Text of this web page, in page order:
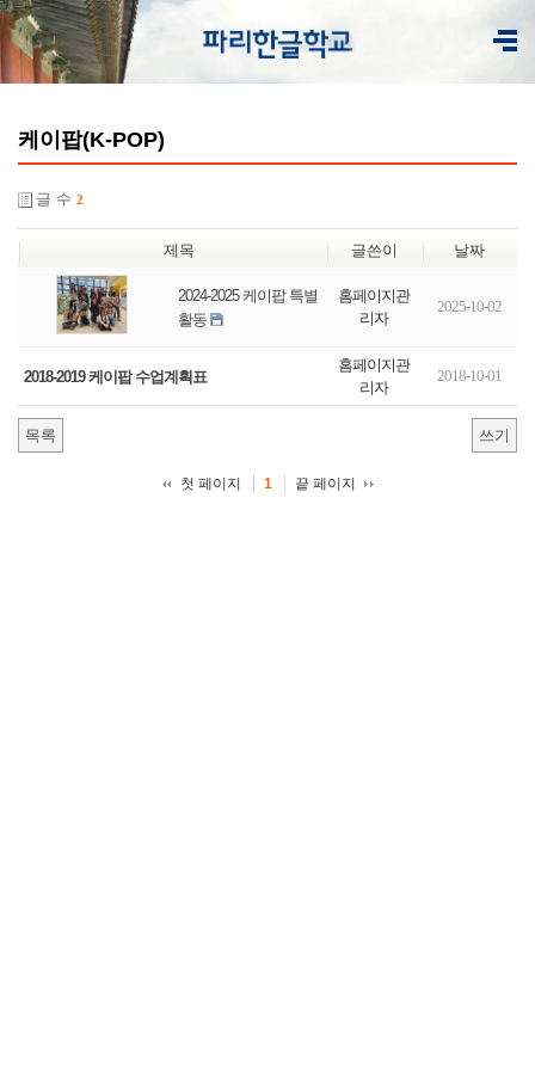
케이팝(K-POP)
글 수 2
제목 글쓴이 날짜
2024-2025 케이팝 특별
활동
홈페이지관
리자
2025-10-02
2018-2019 케이팝 수업계획표
홈페이지관
리자
2018-10-01
목록 쓰기
첫 페이지 1 끝 페이지